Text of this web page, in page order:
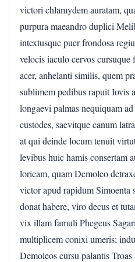
victori chlamydem auratam,
purpura maeandro duplici
intextusque puer frondosa
velocis iaculo cervos cursuque
acer, anhelanti similis, quem
sublimem pedibus rapuit Iovis
longaevi palmas nequiquam
custodes, saevitque canum
at qui deinde locum tenuit
levibus huic hamis consertam
loricam, quam Demoleo
victor apud rapidum Simoenta
donat habere, viro decus et
vix illam famuli Phegeus
multiplicem conixi umeris;
Demoleos cursu palantis Troas